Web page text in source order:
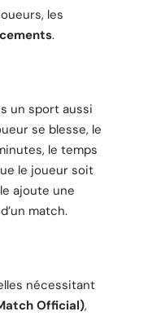
les
.
un sport aussi
se blesse, le
le temps
le joueur soit
ajoute une
match.
nécessitant
Official),